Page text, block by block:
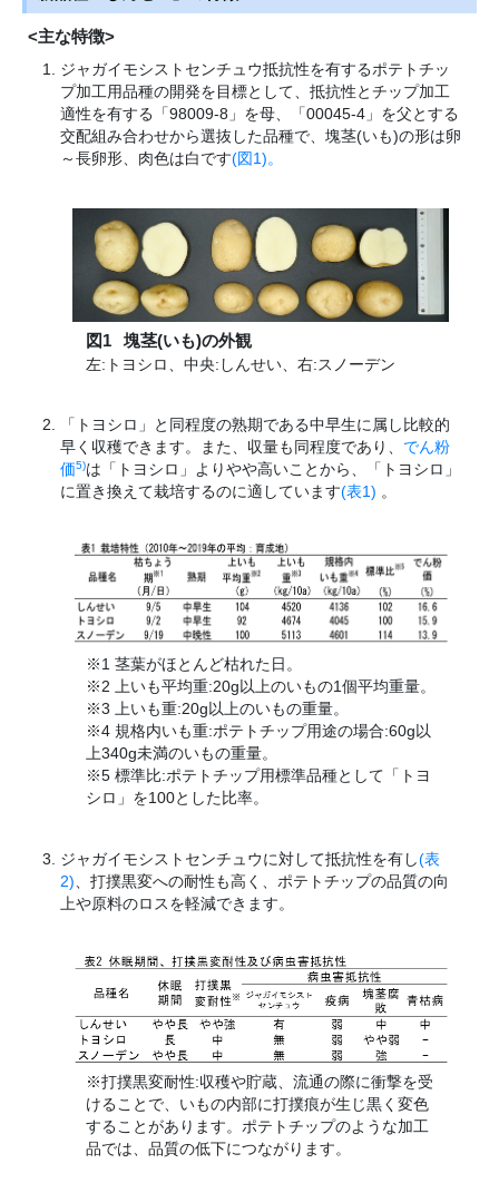
<主な特徴>
ジャガイモシストセンチュウ抵抗性を有するポテトチッ
プ加工用品種の開発を目標として、抵抗性とチップ加工
適性を有する「98009-8」を母、「00045-4」を父とする
交配組み合わせから選抜した品種で、塊茎(いも)の形は卵
～長卵形、肉色は白です(図1)。
図1 塊茎(いも)の外観
左:トヨシロ、中央:しんせい、右:スノーデン
「トヨシロ」と同程度の熟期である中早生に属し比較的
早く収穫できます。また、収量も同程度であり、 でん粉
価5)は「トヨシロ」よりやや高いことから、「トヨシロ」
に置き換えて栽培するのに適しています(表1) 。
※1 茎葉がほとんど枯れた日。
※2 上いも平均重:20g以上のいもの1個平均重量。
※3 上いも重:20g以上のいもの重量。
※4 規格内いも重:ポテトチップ用途の場合:60g以
上340g未満のいもの重量。
※5 標準比:ポテトチップ用標準品種として「トヨ
シロ」を100とした比率。
ジャガイモシストセンチュウに対して抵抗性を有し(表
2) 、打撲黒変への耐性も高く、ポテトチップの品質の向
上や原料のロスを軽減できます。
※打撲黒変耐性:収穫や貯蔵、流通の際に衝撃を受
けることで、いもの内部に打撲痕が生じ黒く変色
することがあります。ポテトチップのような加工
品では、品質の低下につながります。